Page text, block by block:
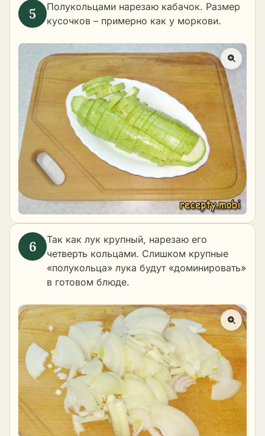
Полукольцами нарезаю кабачок. Размер
кусочков – примерно как у моркови.
Так как лук крупный, нарезаю его
четверть кольцами. Слишком крупные
«полукольца» лука будут «доминировать»
в готовом блюде.